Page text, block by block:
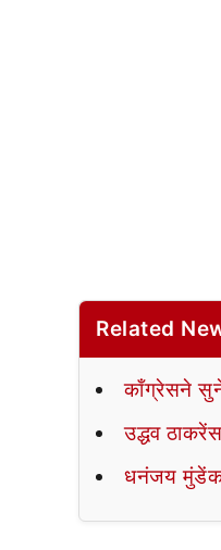
Related
काँग्रेसने
उद्धव
धनंजय